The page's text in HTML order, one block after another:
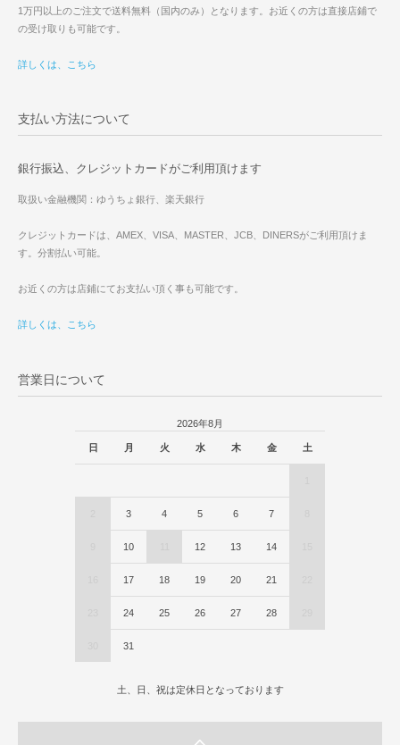
1万円以上のご注文で送料無料（国内のみ）となります。お近くの方は直接店鋪で
の受け取りも可能です。
詳しくは、こちら
支払い方法について
銀行振込、クレジットカードがご利用頂けます
取扱い金融機関：ゆうちょ銀行、楽天銀行
クレジットカードは、AMEX、VISA、MASTER、JCB、DINERSがご利用頂けま
す。分割払い可能。
お近くの方は店鋪にてお支払い頂く事も可能です。
詳しくは、こちら
営業日について
2026年8月
日 月 火 水 木 金 土
3 4 5 6 7
10 12 13 14
17 18 19 20 21
24 25 26 27 28
31
土、日、祝は定休日となっております